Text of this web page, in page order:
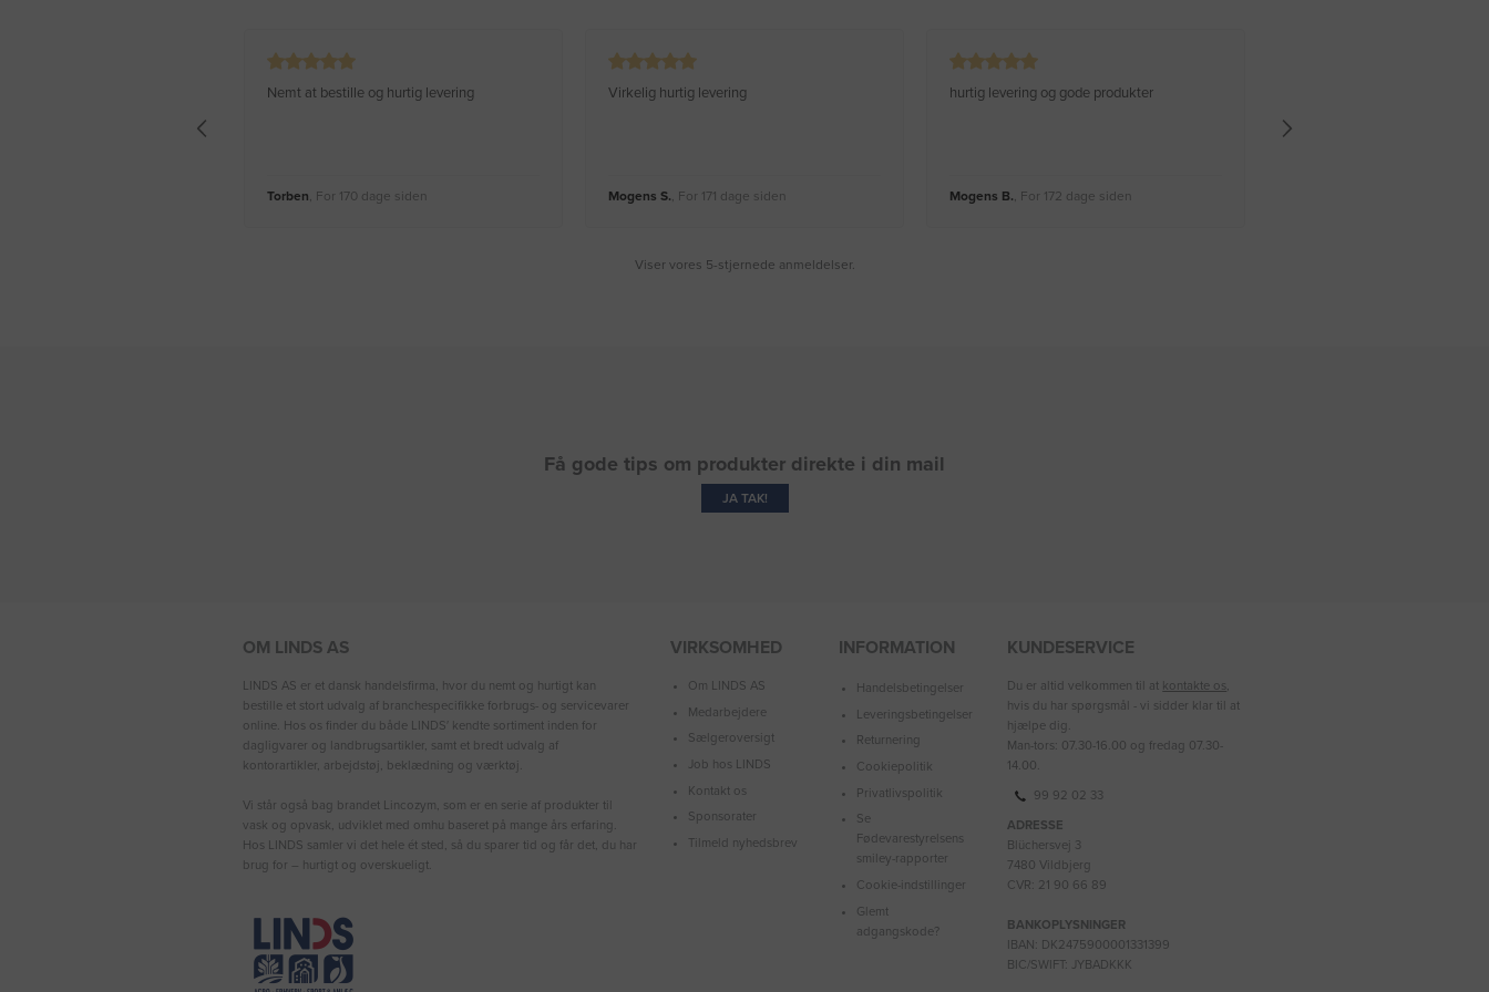
Nemt at bestille og hurtig levering
Torben, For 170 dage siden
Virkelig hurtig levering
Mogens S., For 171 dage siden
hurtig levering og gode produkter
Mogens B., For 172 dage siden
Viser vores 5-stjernede anmeldelser.
Få gode tips om produkter direkte i din mail
JA TAK!
OM LINDS AS
LINDS AS er et dansk handelsfirma, hvor du nemt og hurtigt kan
bestille et stort udvalg af branchespecifikke forbrugs- og servicevarer
online. Hos os finder du både LINDS′ kendte sortiment inden for
dagligvarer og landbrugsartikler, samt et bredt udvalg af
kontorartikler, arbejdstøj, beklædning og værktøj.
Vi står også bag brandet Lincozym, som er en serie af produkter til
vask og opvask, udviklet med omhu baseret på mange års erfaring.
Hos LINDS samler vi det hele ét sted, så du sparer tid og får det, du har
brug for – hurtigt og overskueligt.
VIRKSOMHED
Om LINDS AS
Medarbejdere
Sælgeroversigt
Job hos LINDS
Kontakt os
Sponsorater
Tilmeld nyhedsbrev
INFORMATION
Handelsbetingelser
Leveringsbetingelser
Returnering
Cookiepolitik
Privatlivspolitik
Se
Fødevarestyrelsens
smiley-rapporter
Cookie-indstillinger
Glemt
adgangskode?
KUNDESERVICE
Du er altid velkommen til at kontakte os,
hvis du har spørgsmål - vi sidder klar til at
hjælpe dig.
Man-tors: 07.30-16.00 og fredag 07.30-
14.00.
99 92 02 33
ADRESSE
Blüchersvej 3
7480 Vildbjerg
CVR: 21 90 66 89
BANKOPLYSNINGER
IBAN: DK2475900001331399
BIC/SWIFT: JYBADKKK